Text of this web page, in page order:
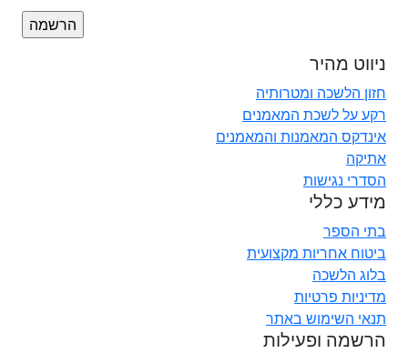
ניווט מהיר
חזון הלשכה ומטרותיה
רקע על לשכת המאמנים
אינדקס המאמנות והמאמנים
אתיקה
הסדרי נגישות
מידע כללי
בתי הספר
ביטוח אחריות מקצועית
בלוג הלשכה
מדיניות פרטיות
תנאי השימוש באתר
הרשמה ופעילות